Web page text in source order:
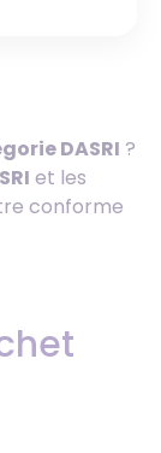
DASRI ?
et les
conforme